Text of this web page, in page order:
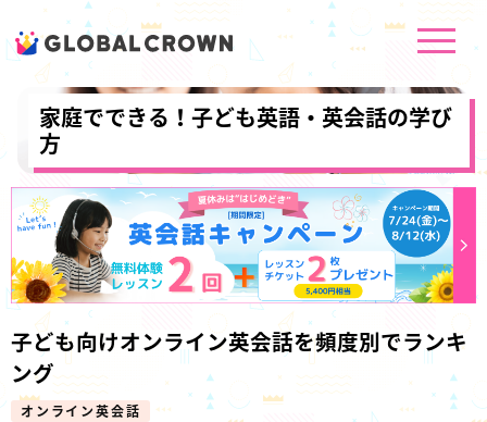
家庭でできる！子ども英語・英会話の学び
方
子ども向けオンライン英会話を頻度別でランキ
ング
オンライン英会話